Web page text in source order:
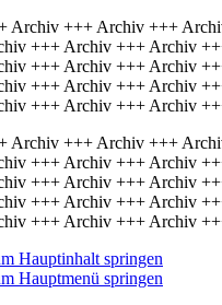
Archiv +++ Archiv +++
+++ Archiv +++ Archiv
+++ Archiv +++ Archiv
+++ Archiv +++ Archiv
+++ Archiv +++ Archiv
Archiv +++ Archiv +++
+++ Archiv +++ Archiv
+++ Archiv +++ Archiv
+++ Archiv +++ Archiv
+++ Archiv +++ Archiv
Hauptinhalt springen
Hauptmenü springen